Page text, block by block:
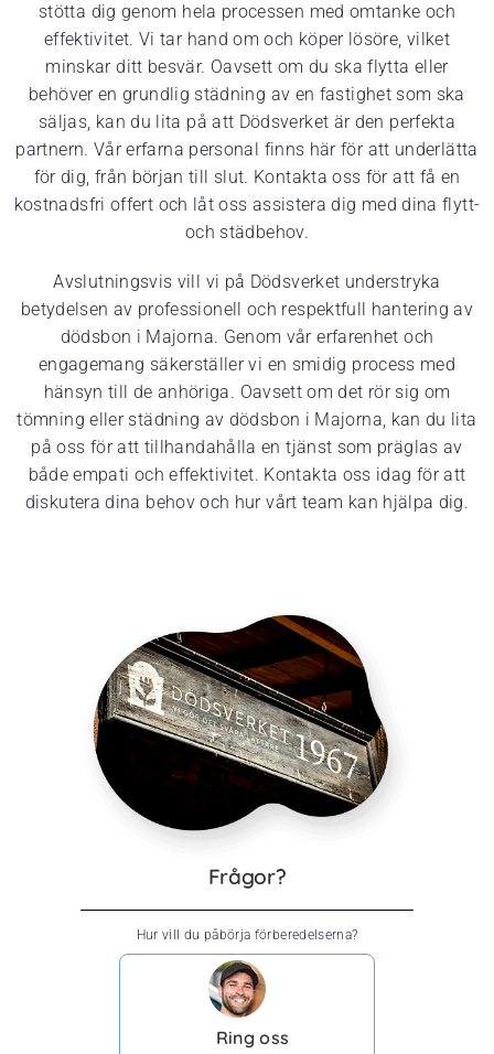
stötta dig genom hela processen med omtanke och
effektivitet. Vi tar hand om och köper lösöre, vilket
minskar ditt besvär. Oavsett om du ska flytta eller
behöver en grundlig städning av en fastighet som ska
säljas, kan du lita på att Dödsverket är den perfekta
partnern. Vår erfarna personal finns här för att underlätta
för dig, från början till slut. Kontakta oss för att få en
kostnadsfri offert och låt oss assistera dig med dina flytt-
och städbehov.
Avslutningsvis vill vi på Dödsverket understryka
betydelsen av professionell och respektfull hantering av
dödsbon i Majorna. Genom vår erfarenhet och
engagemang säkerställer vi en smidig process med
hänsyn till de anhöriga. Oavsett om det rör sig om
tömning eller städning av dödsbon i Majorna, kan du lita
på oss för att tillhandahålla en tjänst som präglas av
både empati och effektivitet. Kontakta oss idag för att
diskutera dina behov och hur vårt team kan hjälpa dig.
Frågor?
Hur vill du påbörja förberedelserna?
Ring oss